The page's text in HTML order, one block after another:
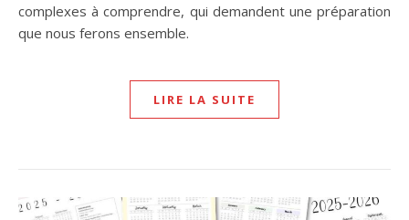
complexes à comprendre, qui demandent une préparation
que nous ferons ensemble.
LIRE LA SUITE